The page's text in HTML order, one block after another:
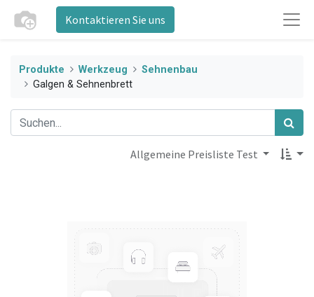
Kontaktieren Sie uns
Produkte Werkzeug
Sehnenbau
Galgen & Sehnenbrett
Allgemeine Preisliste Test